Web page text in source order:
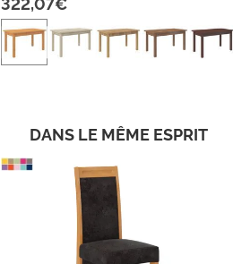
322,07€
DANS LE MÊME ESPRIT